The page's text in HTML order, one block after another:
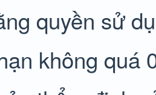
quyền sử
không quá